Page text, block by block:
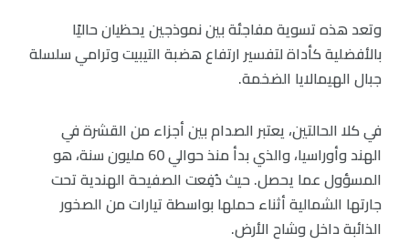
وتعد هذه تسوية مفاجئة بين نموذجين يحظيان حاليًا
بالأفضلية كأداة لتفسير ارتفاع هضبة التيبيت وترامي سلسلة
جبال الهيمالايا الضخمة.
في كلا الحالتين، يعتبر الصدام بين أجزاء من القشرة في
الهند وأوراسيا، والذي بدأ منذ حوالي 60 مليون سنة، هو
المسؤول عما يحصل. حيث دُفِعت الصفيحة الهندية تحت
جارتها الشمالية أثناء حملها بواسطة تيارات من الصخور
الذائبة داخل وشاح الأرض.